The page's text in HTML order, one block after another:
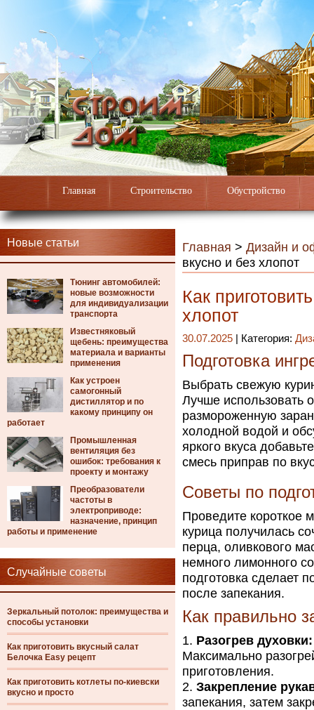
Главная Строительство Обустройство
Новые статьи
Тюнинг автомобилей:
новые возможности
для индивидуализации
транспорта
Известняковый
щебень: преимущества
материала и варианты
применения
Как устроен
самогонный
дистиллятор и по
какому принципу он
работает
Промышленная
вентиляция без
ошибок: требования к
проекту и монтажу
Преобразователи
частоты в
электроприводе:
назначение, принцип
работы и применение
Случайные советы
Зеркальный потолок: преимущества и
способы установки
Как приготовить вкусный салат
Белочка Easy рецепт
Как приготовить котлеты по-киевски
вкусно и просто
Главная > Дизайн и
вкусно и без хлопот
Как
хлопот
30.07.2025 | Категория:
Подготовка
Выбрать свежую
Лучше использовать
размороженную
холодной водой и
яркого вкуса
смесь приправ по
Советы по
Проведите короткое
курица получилась
перца, оливкового
немного лимонного
подготовка сделает
после запекания.
Как правильно
Разогрев духовки:
Максимально
приготовления.
Закрепление
запекания, затем